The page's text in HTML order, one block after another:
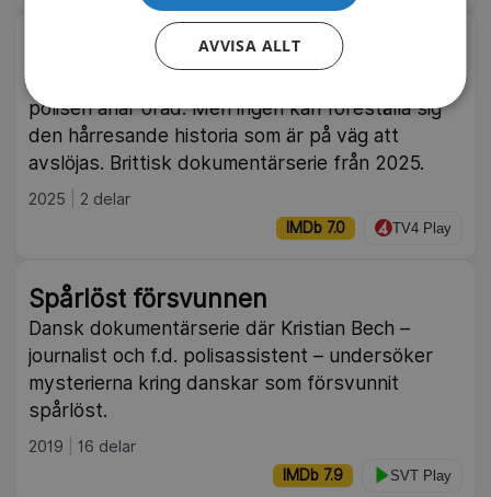
Syskonmördaren
polisen anar oråd. Men ingen kan föreställa sig
den hårresande historia som är på väg att
avslöjas. Brittisk dokumentärserie från 2025.
2025 2 delar
IMDb 7.0 TV4 Play
Spårlöst försvunnen
Dansk dokumentärserie där Kristian Bech –
journalist och f.d. polisassistent – undersöker
mysterierna kring danskar som försvunnit
spårlöst.
2019 16 delar
IMDb 7.9 SVT Play
AVVISA ALLT